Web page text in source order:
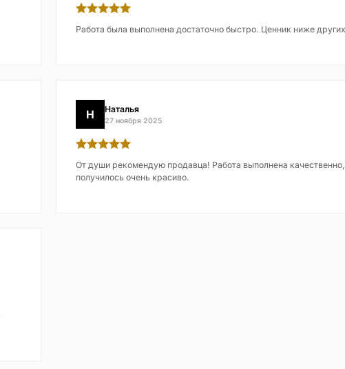
Работа была выполнена достаточно быстро. Ценник ниже
Н Наталья
27 ноября 2025
От души рекомендую продавца! Работа выполнена
получилось очень красиво.